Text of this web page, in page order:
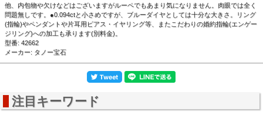
▲黒い背景で撮影しました。
他、内包物や欠けなどはございますがルーペでもあまり気になりません。肉眼では全く
問題無しです。●0.094ctと小さめですが、ブルーダイヤとしては十分な大きさ。リング
(指輪)やペンダントや片耳用ピアス・イヤリング等、またこだわりの婚約指輪(エンゲー
ジリング)への加工も承ります(別料金)。
型番: 42662
メーカー: タノー宝石
注目キーワード